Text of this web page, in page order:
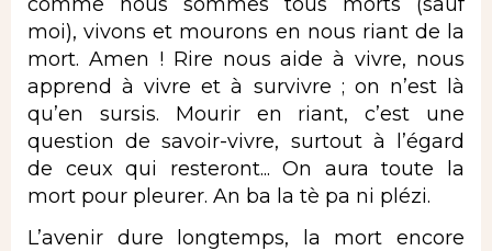
moi), vivons et mourons en nous riant de la
mort. Amen ! Rire nous aide à vivre, nous
apprend à vivre et à survivre ; on n’est là
qu’en sursis. Mourir en riant, c’est une
question de savoir-vivre, surtout à l’égard
de ceux qui resteront... On aura toute la
mort pour pleurer. An ba la tè pa ni plézi.
L’avenir dure longtemps, la mort encore